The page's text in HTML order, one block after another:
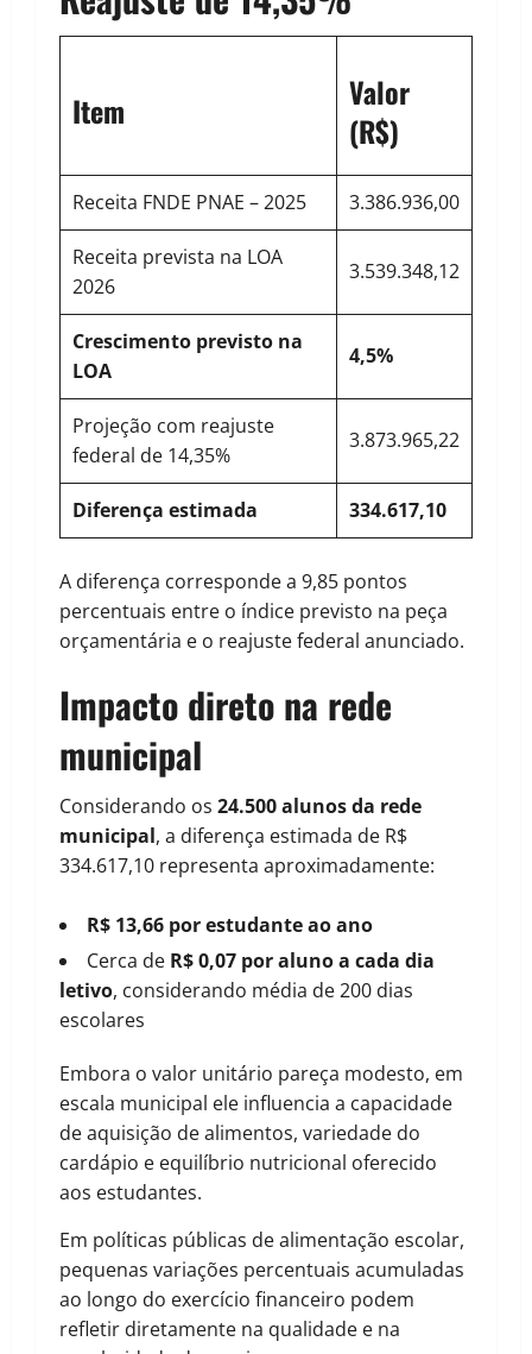
Item
Valor
(R$)
Receita FNDE PNAE – 2025 3.386.936,00
Receita prevista na LOA
2026
3.539.348,12
Crescimento previsto na
LOA
4,5%
Projeção com reajuste
federal de 14,35%
3.873.965,22
Diferença estimada 334.617,10
A diferença corresponde a 9,85 pontos
percentuais entre o índice previsto na peça
orçamentária e o reajuste federal anunciado.
Impacto direto na rede
municipal
Considerando os 24.500 alunos da rede
municipal, a diferença estimada de R$
334.617,10 representa aproximadamente:
R$ 13,66 por estudante ao ano
Cerca de R$ 0,07 por aluno a cada dia
letivo, considerando média de 200 dias
escolares
Embora o valor unitário pareça modesto, em
escala municipal ele influencia a capacidade
de aquisição de alimentos, variedade do
cardápio e equilíbrio nutricional oferecido
aos estudantes.
Em políticas públicas de alimentação escolar,
pequenas variações percentuais acumuladas
ao longo do exercício financeiro podem
refletir diretamente na qualidade e na